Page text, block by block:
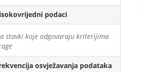
podaci
stavki koje odgovaraju kriterijima
osvježavanja podataka